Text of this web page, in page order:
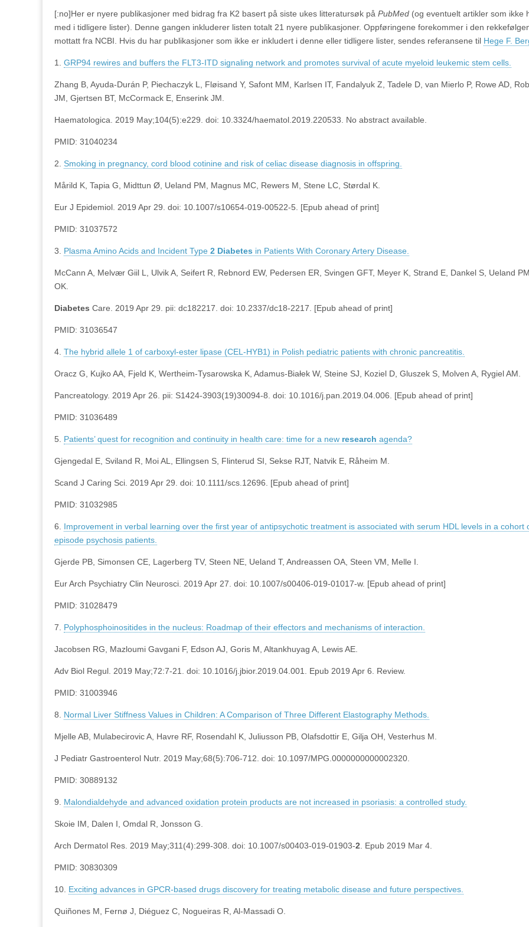
[:no]Her er nyere publikasjoner med bidrag fra K2 basert på siste ukes litteratursøk på PubMed (og eventuelt artikler som ikke
med i tidligere lister). Denne gangen inkluderer listen totalt 21 nyere publikasjoner. Oppføringene forekommer i den
mottatt fra NCBI. Hvis du har publikasjoner som ikke er inkludert i denne eller tidligere lister, sendes referansene til Hege F.
1. GRP94 rewires and buffers the FLT3-ITD signaling network and promotes survival of acute myeloid leukemic stem cells.
Zhang B, Ayuda-Durán P, Piechaczyk L, Fløisand Y, Safont MM, Karlsen IT, Fandalyuk Z, Tadele D, van Mierlo P, Rowe AD,
JM, Gjertsen BT, McCormack E, Enserink JM.
Haematologica. 2019 May;104(5):e229. doi: 10.3324/haematol.2019.220533. No abstract available.
PMID: 31040234
2. Smoking in pregnancy, cord blood cotinine and risk of celiac disease diagnosis in offspring.
Mårild K, Tapia G, Midttun Ø, Ueland PM, Magnus MC, Rewers M, Stene LC, Størdal K.
Eur J Epidemiol. 2019 Apr 29. doi: 10.1007/s10654-019-00522-5. [Epub ahead of print]
PMID: 31037572
3. Plasma Amino Acids and Incident Type 2 Diabetes in Patients With Coronary Artery Disease.
McCann A, Melvær Giil L, Ulvik A, Seifert R, Rebnord EW, Pedersen ER, Svingen GFT, Meyer K, Strand E, Dankel S, Ueland
OK.
Diabetes Care. 2019 Apr 29. pii: dc182217. doi: 10.2337/dc18-2217. [Epub ahead of print]
PMID: 31036547
4. The hybrid allele 1 of carboxyl-ester lipase (CEL-HYB1) in Polish pediatric patients with chronic pancreatitis.
Oracz G, Kujko AA, Fjeld K, Wertheim-Tysarowska K, Adamus-Białek W, Steine SJ, Koziel D, Gluszek S, Molven A, Rygiel AM.
Pancreatology. 2019 Apr 26. pii: S1424-3903(19)30094-8. doi: 10.1016/j.pan.2019.04.006. [Epub ahead of print]
PMID: 31036489
5. Patients’ quest for recognition and continuity in health care: time for a new research agenda?
Gjengedal E, Sviland R, Moi AL, Ellingsen S, Flinterud SI, Sekse RJT, Natvik E, Råheim M.
Scand J Caring Sci. 2019 Apr 29. doi: 10.1111/scs.12696. [Epub ahead of print]
PMID: 31032985
6. Improvement in verbal learning over the first year of antipsychotic treatment is associated with serum HDL levels in a cohort
episode psychosis patients.
Gjerde PB, Simonsen CE, Lagerberg TV, Steen NE, Ueland T, Andreassen OA, Steen VM, Melle I.
Eur Arch Psychiatry Clin Neurosci. 2019 Apr 27. doi: 10.1007/s00406-019-01017-w. [Epub ahead of print]
PMID: 31028479
7. Polyphosphoinositides in the nucleus: Roadmap of their effectors and mechanisms of interaction.
Jacobsen RG, Mazloumi Gavgani F, Edson AJ, Goris M, Altankhuyag A, Lewis AE.
Adv Biol Regul. 2019 May;72:7-21. doi: 10.1016/j.jbior.2019.04.001. Epub 2019 Apr 6. Review.
PMID: 31003946
8. Normal Liver Stiffness Values in Children: A Comparison of Three Different Elastography Methods.
Mjelle AB, Mulabecirovic A, Havre RF, Rosendahl K, Juliusson PB, Olafsdottir E, Gilja OH, Vesterhus M.
J Pediatr Gastroenterol Nutr. 2019 May;68(5):706-712. doi: 10.1097/MPG.0000000000002320.
PMID: 30889132
9. Malondialdehyde and advanced oxidation protein products are not increased in psoriasis: a controlled study.
Skoie IM, Dalen I, Omdal R, Jonsson G.
Arch Dermatol Res. 2019 May;311(4):299-308. doi: 10.1007/s00403-019-01903-2 . Epub 2019 Mar 4.
PMID: 30830309
10. Exciting advances in GPCR-based drugs discovery for treating metabolic disease and future perspectives.
Quiñones M, Fernø J, Diéguez C, Nogueiras R, Al-Massadi O.